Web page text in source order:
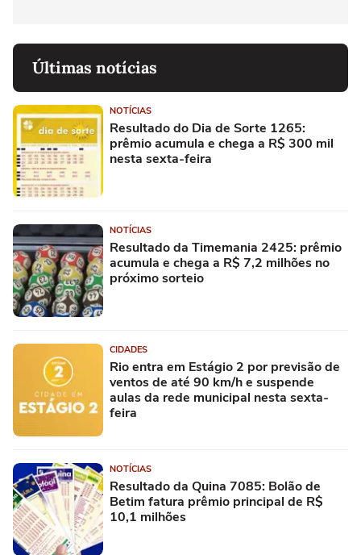
Últimas notícias
NOTÍCIAS
Resultado do Dia de Sorte 1265:
prêmio acumula e chega a R$ 300 mil
nesta sexta-feira
NOTÍCIAS
Resultado da Timemania 2425: prêmio
acumula e chega a R$ 7,2 milhões no
próximo sorteio
CIDADES
Rio entra em Estágio 2 por previsão de
ventos de até 90 km/h e suspende
aulas da rede municipal nesta sexta-
feira
NOTÍCIAS
Resultado da Quina 7085: Bolão de
Betim fatura prêmio principal de R$
10,1 milhões